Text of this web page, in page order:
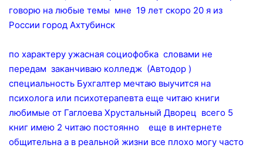
говорю на любые темы мне 19 лет скоро 20 я из
России город Ахтубинск
по характеру ужасная социофобка словами не
передам заканчиваю колледж (Автодор )
специальность Бухгалтер мечтаю выучится на
психолога или психотерапевта еще читаю книги
любимые от Гаглоева Хрустальный Дворец всего 5
книг имею 2 читаю постоянно еще в интернете
общительна а в реальной жизни все плохо могу часто